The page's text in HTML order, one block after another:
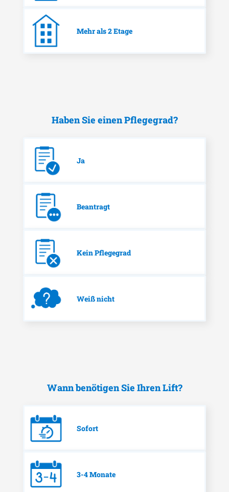
Mehr als 2 Etage
Haben Sie einen Pflegegrad?
Ja
Beantragt
Kein Pflegegrad
Weiß nicht
Wann benötigen Sie Ihren Lift?
Sofort
3-4 Monate